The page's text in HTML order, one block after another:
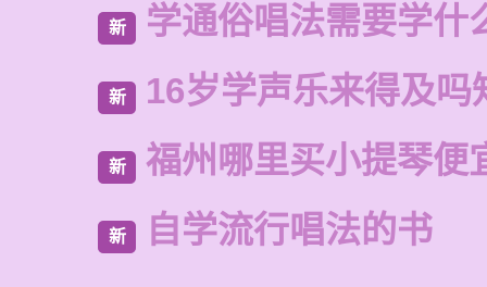
新 学通俗唱法需要学什
新 16岁学声乐来得及吗
新 福州哪里买小提琴便
新 自学流行唱法的书